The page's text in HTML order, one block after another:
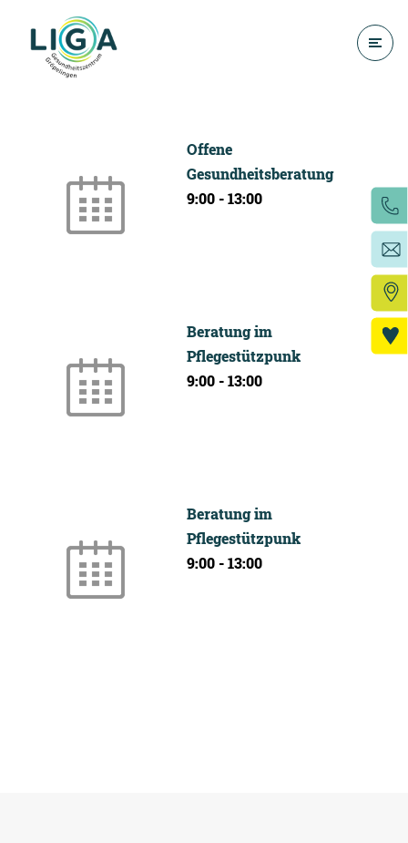
Offene
Gesundheitsberatung
9:00 -13:00
Beratung im
Pflegestützpunk
9:00 -13:00
Beratung im
Pflegestützpunk
9:00 -13:00